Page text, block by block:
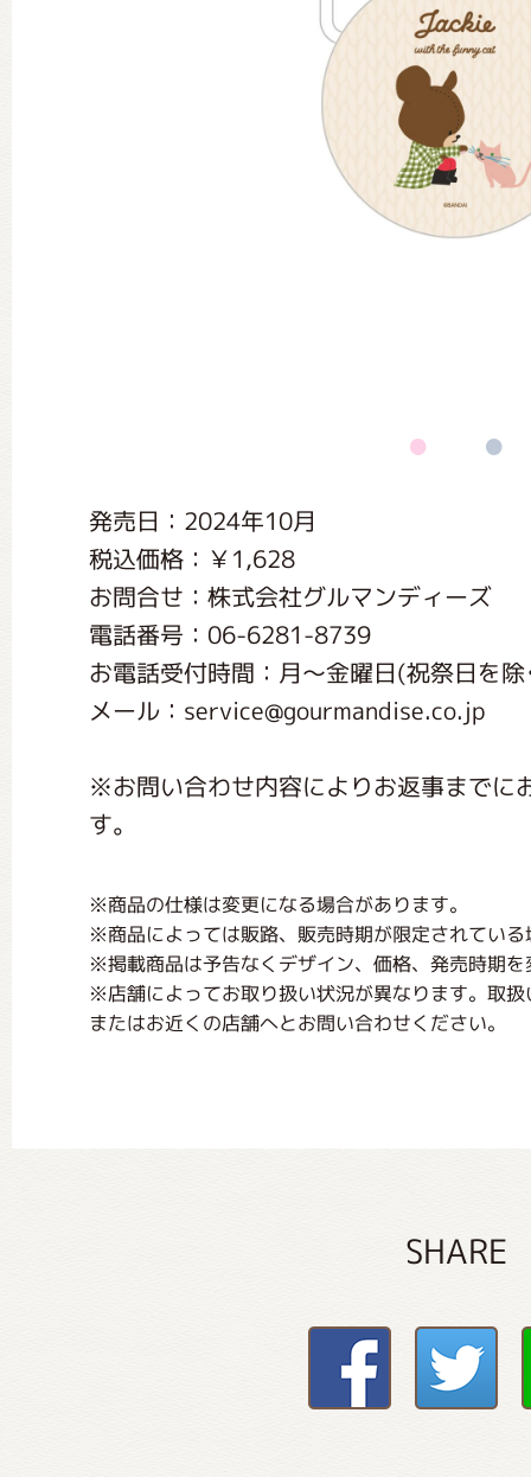
発売日：2024年10月
税込価格：￥1,628
お問合せ：株式会社グルマンディーズ
電話番号：06-6281-8739
お電話受付時間：月〜金曜日(祝祭日を
メール：service@gourmandise.co.jp
※お問い合わせ内容によりお返事までに
す。
※商品の仕様は変更になる場合があります。
※商品によっては販路、販売時期が限定されてい
※掲載商品は予告なくデザイン、価格、発売時期
※店舗によってお取り扱い状況が異なります。取
またはお近くの店舗へとお問い合わせください。
SHARE
ミュージカル・コンサート
おたのしみコンテンツ(クイズ・
くまのがっこう 家庭科部